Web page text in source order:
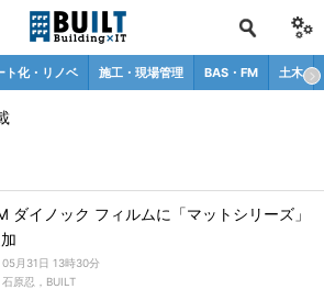
ト化・リノベ 施工・現場管理 BAS・FM 土木
- BUILT
ダイノック フィルムに「マットシリーズ」
05月31日 13時30分
石原忍，BUILT